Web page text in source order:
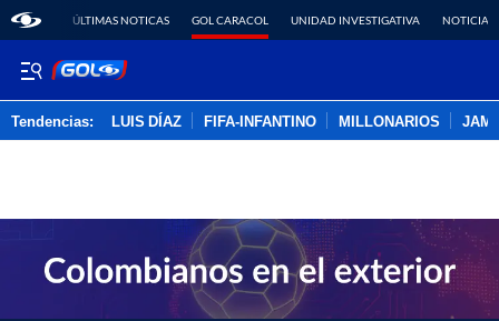
ÚLTIMAS NOTICAS GOL CARACOL UNIDAD INVESTIGATIVA NOTICIAS
Tendencias: LUIS DÍAZ FIFA-INFANTINO MILLONARIOS